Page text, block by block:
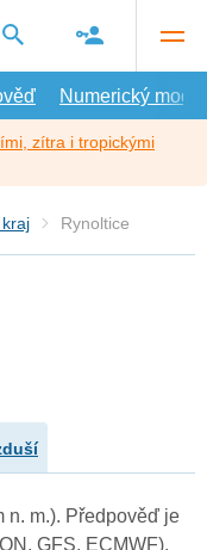
Numerický model
zítra i tropickými
Rynoltice
n. m.). Předpověď je
GFS, ECMWF).